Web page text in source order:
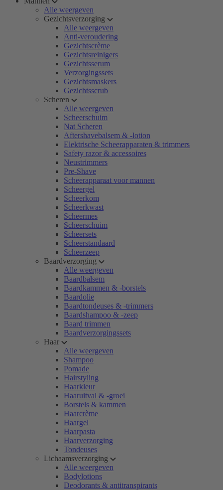
Alle weergeven
Gezichtsverzorging
Alle weergeven
Anti-veroudering
Gezichtscrème
Gezichtsreinigers
Gezichtsserum
Verzorgingssets
Gezichtsmaskers
Gezichtsscrub
Scheren
Alle weergeven
Scheerschuim
Nat Scheren
Aftershavebalsem & -lotion
Elektrische Scheerapparaten & trimmers
Safety razor & accessoires
Neustrimmers
Pre-Shave
Scheerapparaat voor mannen
Scheergel
Scheerkom
Scheerkwast
Scheermes
Scheerschuim
Scheersets
Scheerstandaard
Scheerzeep
Baardverzorging
Alle weergeven
Baardbalsem
Baardkammen & -borstels
Baardolie
Baardtondeuses & -trimmers
Baardshampoo & -zeep
Baard trimmen
Baardverzorgingssets
Haar
Alle weergeven
Shampoo
Pomade
Hairstyling
Haarkleur
Haaruitval & -groei
Borstels & kammen
Haarcrème
Haargel
Haarpasta
Haarverzorging
Tondeuses
Lichaamsverzorging
Alle weergeven
Bodylotions
Deodorants & antitranspirants